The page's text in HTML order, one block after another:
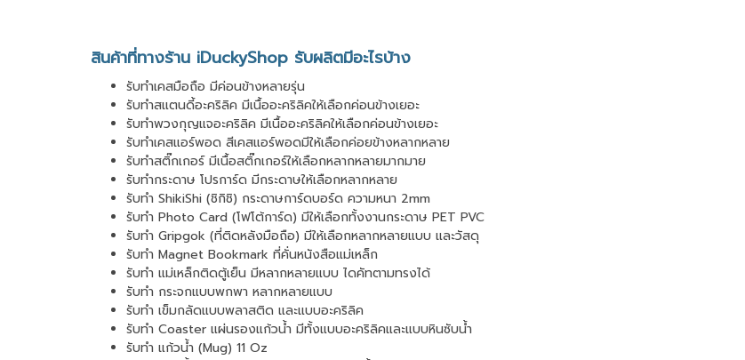
สินค้าที่ทางร้าน iDuckyShop รับผลิตมีอะไรบ้าง
รับทำเคสมือถือ มีค่อนข้างหลายรุ่น
รับทำสแตนดี้อะคริลิค มีเนื้ออะคริลิคให้เลือกค่อนข้างเยอะ
รับทำพวงกุญแจอะคริลิค มีเนื้ออะคริลิคให้เลือกค่อนข้างเยอะ
รับทำเคสแอร์พอด สีเคสแอร์พอดมีให้เลือกค่อยข้างหลากหลาย
รับทำสติ๊กเกอร์ มีเนื้อสติ๊กเกอร์ให้เลือกหลากหลายมากมาย
รับทำกระดาษ โปรการ์ด มีกระดาษให้เลือกหลากหลาย
รับทำ ShikiShi (ชิกิชิ) กระดาษการ์ดบอร์ด ความหนา 2mm
รับทำ Photo Card (โฟโต้การ์ด) มีให้เลือกทั้งงานกระดาษ PET PVC
รับทำ Gripgok (ที่ติดหลังมือถือ) มีให้เลือกหลากหลายแบบ และวัสดุ
รับทำ Magnet Bookmark ที่คั่นหนังสือแม่เหล็ก
รับทำ แม่เหล็กติดตู้เย็น มีหลากหลายแบบ ไดคัทตามทรงได้
รับทำ กระจกแบบพกพา หลากหลายแบบ
รับทำ เข็มกลัดแบบพลาสติด และแบบอะคริลิค
รับทำ Coaster แผ่นรองแก้วน้ำ มีทั้งแบบอะคริลิคและแบบหินซับน้ำ
รับทำ แก้วน้ำ (Mug) 11 Oz